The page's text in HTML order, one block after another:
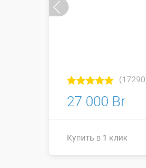
27 000 Br
Купить в 1 клик